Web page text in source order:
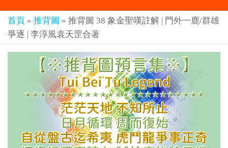
紫薇
君寰
宇傳
奇官
網
彌
賽
個
個
都
是
救
世
主
首頁 » 推背圖 » 推背圖 38 象金聖嘆註解 | 門外一鹿/群雄
爭逐 | 李淳風袁天罡合著